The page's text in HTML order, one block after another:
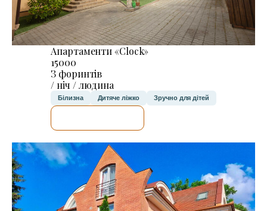
Апартаменти «Clock»
15000
З форинтів
/ ніч / людина
Білизна Дитяче ліжко Зручно для дітей